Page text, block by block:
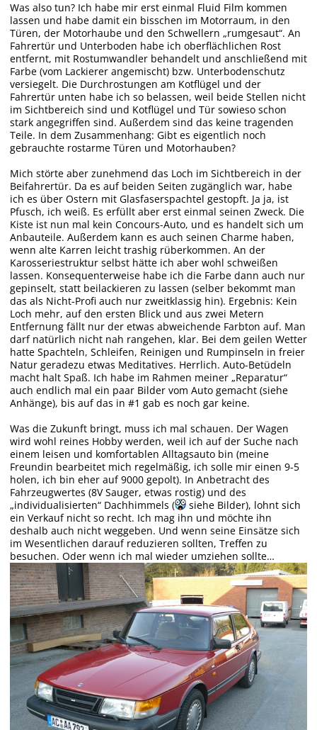
Was also tun? Ich habe mir erst einmal Fluid Film kommen
lassen und habe damit ein bisschen im Motorraum, in den
Türen, der Motorhaube und den Schwellern „rumgesaut“. An
Fahrertür und Unterboden habe ich oberflächlichen Rost
entfernt, mit Rostumwandler behandelt und anschließend mit
Farbe (vom Lackierer angemischt) bzw. Unterbodenschutz
versiegelt. Die Durchrostungen am Kotflügel und der
Fahrertür unten habe ich so belassen, weil beide Stellen nicht
im Sichtbereich sind und Kotflügel und Tür sowieso schon
stark angegriffen sind. Außerdem sind das keine tragenden
Teile. In dem Zusammenhang: Gibt es eigentlich noch
gebrauchte rostarme Türen und Motorhauben?
Mich störte aber zunehmend das Loch im Sichtbereich in der
Beifahrertür. Da es auf beiden Seiten zugänglich war, habe
ich es über Ostern mit Glasfaserspachtel gestopft. Ja ja, ist
Pfusch, ich weiß. Es erfüllt aber erst einmal seinen Zweck. Die
Kiste ist nun mal kein Concours-Auto, und es handelt sich um
Anbauteile. Außerdem kann es auch seinen Charme haben,
wenn alte Karren leicht trashig rüberkommen. An der
Karosseriestruktur selbst hätte ich aber wohl schweißen
lassen. Konsequenterweise habe ich die Farbe dann auch nur
gepinselt, statt beilackieren zu lassen (selber bekommt man
das als Nicht-Profi auch nur zweitklassig hin). Ergebnis: Kein
Loch mehr, auf den ersten Blick und aus zwei Metern
Entfernung fällt nur der etwas abweichende Farbton auf. Man
darf natürlich nicht nah rangehen, klar. Bei dem geilen Wetter
hatte Spachteln, Schleifen, Reinigen und Rumpinseln in freier
Natur geradezu etwas Meditatives. Herrlich. Auto-Betüdeln
macht halt Spaß. Ich habe im Rahmen meiner „Reparatur“
auch endlich mal ein paar Bilder vom Auto gemacht (siehe
Anhänge), bis auf das in #1 gab es noch gar keine.
Was die Zukunft bringt, muss ich mal schauen. Der Wagen
wird wohl reines Hobby werden, weil ich auf der Suche nach
einem leisen und komfortablen Alltagsauto bin (meine
Freundin bearbeitet mich regelmäßig, ich solle mir einen 9-5
holen, ich bin eher auf 9000 gepolt). In Anbetracht des
Fahrzeugwertes (8V Sauger, etwas rostig) und des
„individualisierten“ Dachhimmels (
siehe Bilder), lohnt sich
ein Verkauf nicht so recht. Ich mag ihn und möchte ihn
deshalb auch nicht weggeben. Und wenn seine Einsätze sich
im Wesentlichen darauf reduzieren sollten, Treffen zu
besuchen. Oder wenn ich mal wieder umziehen sollte…